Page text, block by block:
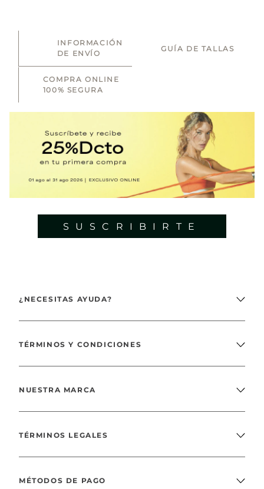
INFORMACIÓN
DE ENVÍO
GUÍA DE TALLAS
COMPRA ONLINE
100% SEGURA
SUSCRIBIRTE
¿NECESITAS AYUDA?
TÉRMINOS Y CONDICIONES
NUESTRA MARCA
TÉRMINOS LEGALES
MÉTODOS DE PAGO